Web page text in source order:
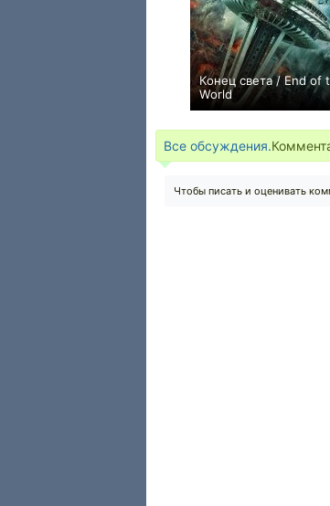
Конец света / End of
World
−3
Все обсуждения.
Чтобы писать и оценивать